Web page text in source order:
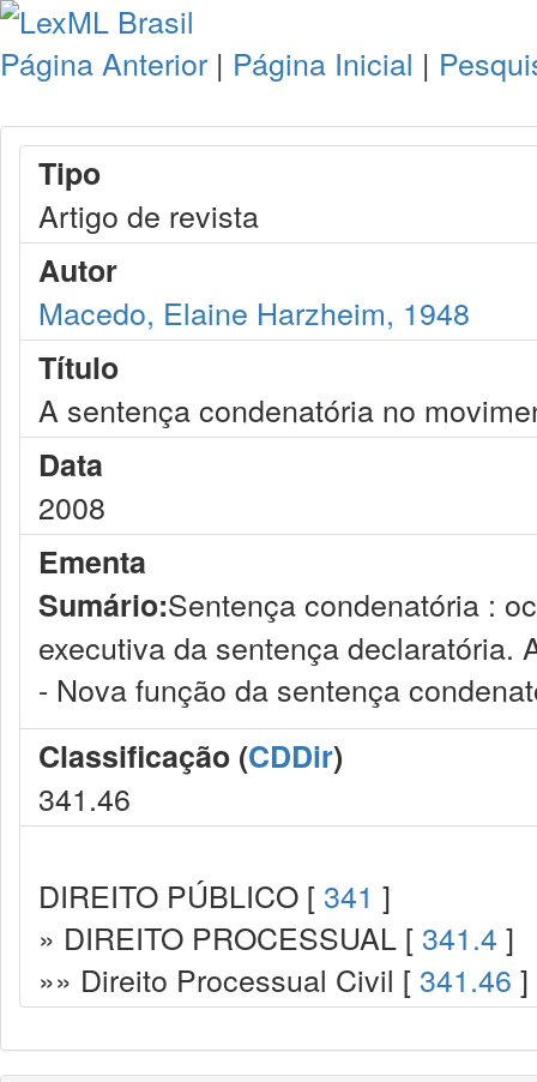
Página Anterior | Página Inicial |
Tipo
Artigo de revista
Autor
Macedo, Elaine Harzheim, 1948
Título
A sentença condenatória no
Data
2008
Ementa
Sumário:Sentença condenatória :
executiva da sentença declaratória.
- Nova função da sentença
Classificação (CDDir)
341.46
DIREITO PÚBLICO [ 341 ]
» DIREITO PROCESSUAL [ 341.4 ]
»» Direito Processual Civil [ 341.46 ]